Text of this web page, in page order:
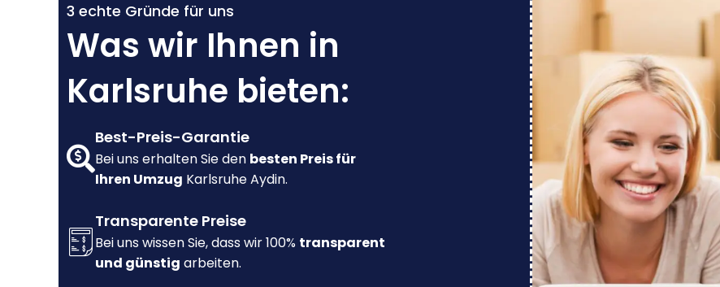
3 echte Gründe für uns
Was wir Ihnen in
Karlsruhe bieten:
Best-Preis-Garantie
Bei uns erhalten Sie den besten Preis für
Ihren Umzug Karlsruhe Aydin.
Transparente Preise
Bei uns wissen Sie, dass wir 100% transparent
und günstig arbeiten.